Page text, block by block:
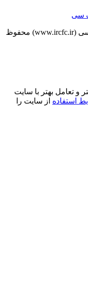
سی
تمامی حقوق برای سایت ایران سی اف سی (www.ircfc.ir) محفوظ
و تعامل بهتر با سایت
استفاده از سایت را